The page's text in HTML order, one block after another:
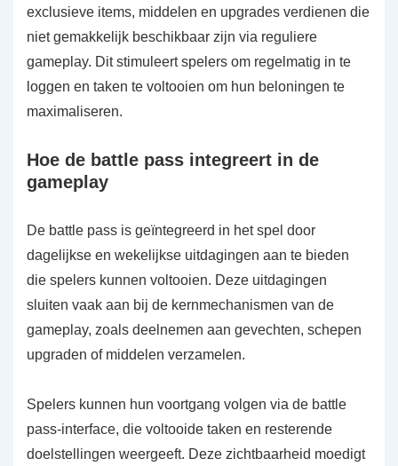
exclusieve items, middelen en upgrades verdienen die
niet gemakkelijk beschikbaar zijn via reguliere
gameplay. Dit stimuleert spelers om regelmatig in te
loggen en taken te voltooien om hun beloningen te
maximaliseren.
Hoe de battle pass integreert in de
gameplay
De battle pass is geïntegreerd in het spel door
dagelijkse en wekelijkse uitdagingen aan te bieden
die spelers kunnen voltooien. Deze uitdagingen
sluiten vaak aan bij de kernmechanismen van de
gameplay, zoals deelnemen aan gevechten, schepen
upgraden of middelen verzamelen.
Spelers kunnen hun voortgang volgen via de battle
pass-interface, die voltooide taken en resterende
doelstellingen weergeeft. Deze zichtbaarheid moedigt